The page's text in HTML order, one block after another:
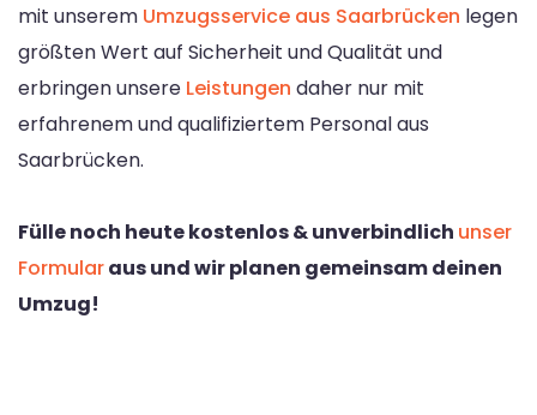
mit unserem Umzugsservice aus Saarbrücken legen
größten Wert auf Sicherheit und Qualität und
erbringen unsere Leistungen daher nur mit
erfahrenem und qualifiziertem Personal aus
Saarbrücken.
Fülle noch heute kostenlos & unverbindlich unser
Formularaus und wir planen gemeinsam deinen
Umzug!